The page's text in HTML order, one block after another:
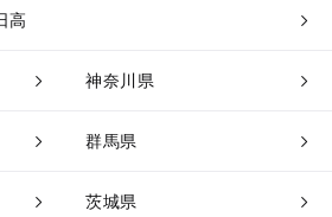
高
神奈川県
群馬県
茨城県